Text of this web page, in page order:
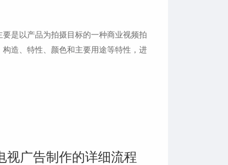
是以产品为拍摄目标的一种商业视频拍
造、特性、颜色和主要用途等特性，进
视广告制作的详细流程